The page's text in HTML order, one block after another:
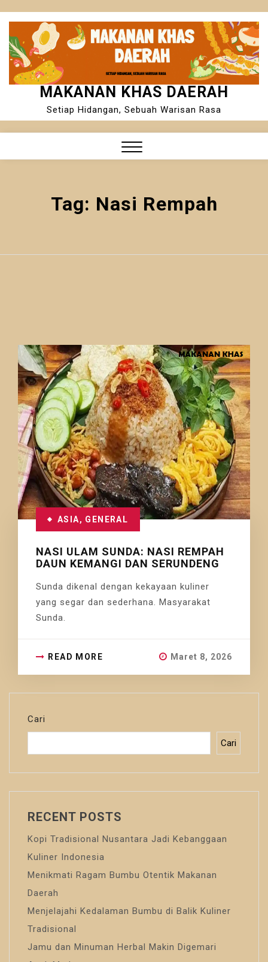
Skip
content
MAKANAN KHAS DAERAH
Setiap Hidangan, Sebuah Warisan Rasa
Tag: Nasi Rempah
ASIA, GENERAL
NASI ULAM SUNDA: NASI REMPAH
DAUN KEMANGI DAN SERUNDENG
Sunda dikenal dengan kekayaan kuliner
yang segar dan sederhana. Masyarakat
Sunda.
READ MORE Maret 8, 2026
Cari
Cari
RECENT POSTS
Kopi Tradisional Nusantara Jadi Kebanggaan
Kuliner Indonesia
Menikmati Ragam Bumbu Otentik Makanan
Daerah
Menjelajahi Kedalaman Bumbu di Balik Kuliner
Tradisional
Jamu dan Minuman Herbal Makin Digemari